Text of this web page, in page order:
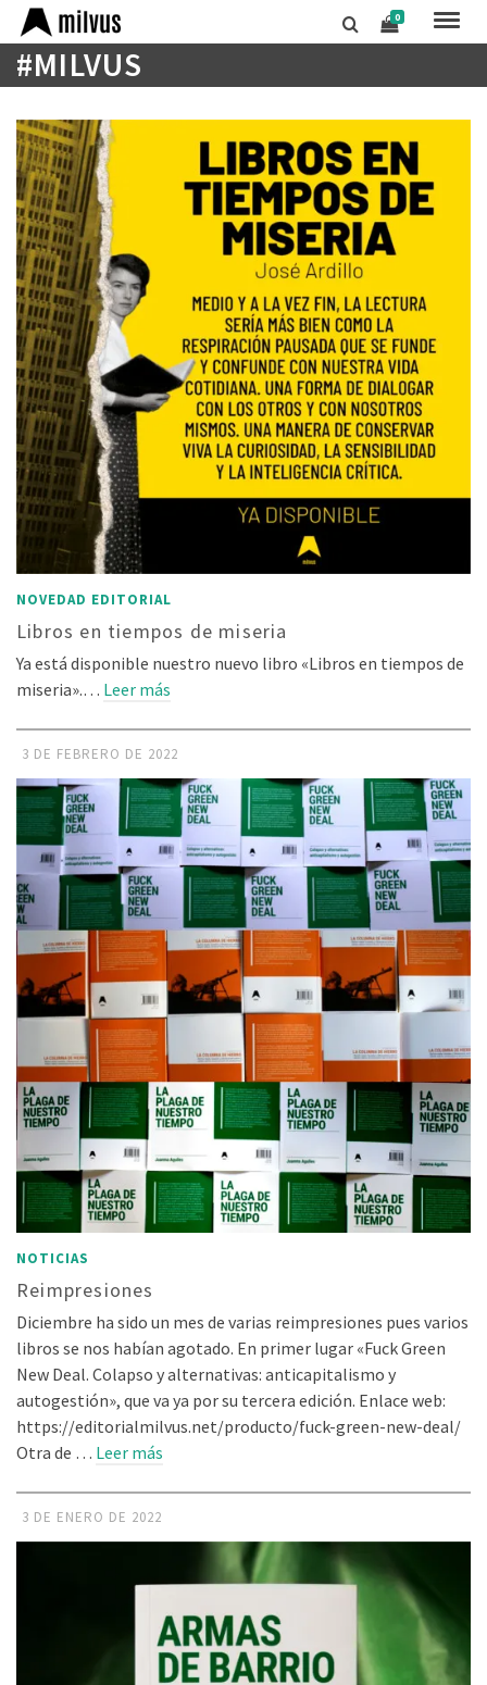
0
#MILVUS
NOVEDAD EDITORIAL
Libros en tiempos de miseria
Ya está disponible nuestro nuevo libro «Libros en tiempos de
miseria».… Leer más
3 DE FEBRERO DE 2022
NOTICIAS
Reimpresiones
Diciembre ha sido un mes de varias reimpresiones pues varios
libros se nos habían agotado. En primer lugar «Fuck Green
New Deal. Colapso y alternativas: anticapitalismo y
autogestión», que va ya por su tercera edición. Enlace web:
https://editorialmilvus.net/producto/fuck-green-new-deal/
Otra de … Leer más
3 DE ENERO DE 2022